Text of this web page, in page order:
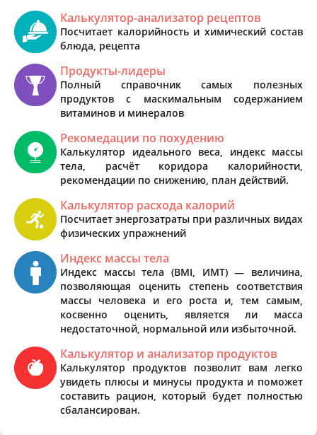
Калькулятор-анализатор рецептов
Посчитает калорийность и химический состав
блюда, рецепта
Продукты-лидеры
Полный справочник самых полезных
продуктов с маскимальным содержанием
витаминов и минералов
Рекомедации по похудению
Калькулятор идеального веса, индекс массы
тела, расчёт коридора калорийности,
рекомендации по снижению, план действий.
Калькулятор расхода калорий
Посчитает энергозатраты при различных видах
физических упражнений
Индекс массы тела
Индекс массы тела (BMI, ИМТ) — величина,
позволяющая оценить степень соответствия
массы человека и его роста и, тем самым,
косвенно оценить, является ли масса
недостаточной, нормальной или избыточной.
Калькулятор и анализатор продуктов
Калькулятор продуктов позволит вам легко
увидеть плюсы и минусы продукта и поможет
составить рацион, который будет полностью
сбалансирован.